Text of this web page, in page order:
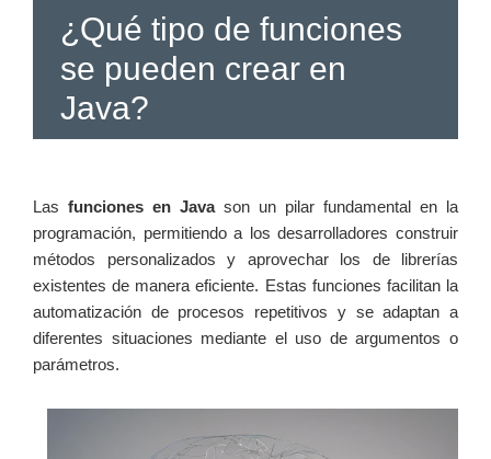
¿Qué tipo de funciones
se pueden crear en
Java?
Las funciones en Javason un pilar fundamental en la
programación, permitiendo a los desarrolladores construir
métodos personalizados y aprovechar los de librerías
existentes de manera eficiente. Estas funciones facilitan la
automatización de procesos repetitivos y se adaptan a
diferentes situaciones mediante el uso de argumentos o
parámetros.